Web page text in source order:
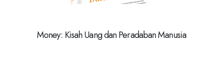
Money: Kisah Uang dan Peradaban Manusia